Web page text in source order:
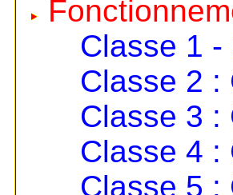
Classe 1
Classe 2 :
Classe 3 :
Classe 4 :
Classe 5 :